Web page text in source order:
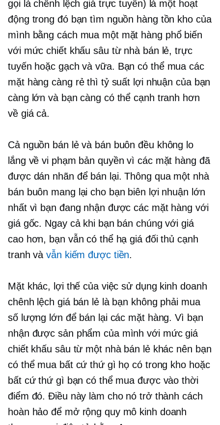
gọi là chênh lệch giá trực tuyến) là một hoạt
động trong đó bạn tìm nguồn hàng tồn kho của
mình bằng cách mua một mặt hàng phổ biến
với mức chiết khấu sâu từ nhà bán lẻ, trực
tuyến hoặc gạch và vữa. Bạn có thể mua các
mặt hàng càng rẻ thì tỷ suất lợi nhuận của bạn
càng lớn và bạn càng có thể cạnh tranh hơn
về giá cả.
Cả nguồn bán lẻ và bán buôn đều không lo
lắng về vi phạm bản quyền vì các mặt hàng đã
được dán nhãn để bán lại. Thông qua một nhà
bán buôn mang lại cho bạn biên lợi nhuận lớn
nhất vì bạn đang nhận được các mặt hàng với
giá gốc. Ngay cả khi bạn bán chúng với giá
cao hơn, bạn vẫn có thể hạ giá đối thủ cạnh
tranh vàvẫn kiếm được tiền.
Mặt khác, lợi thế của việc sử dụng kinh doanh
chênh lệch giá bán lẻ là bạn không phải mua
số lượng lớn để bán lại các mặt hàng. Vì bạn
nhận được sản phẩm của mình với mức giá
chiết khấu sâu từ một nhà bán lẻ khác nên bạn
có thể mua bất cứ thứ gì họ có trong kho hoặc
bất cứ thứ gì bạn có thể mua được vào thời
điểm đó. Điều này làm cho nó trở thành cách
hoàn hảo để mở rộng quy mô kinh doanh